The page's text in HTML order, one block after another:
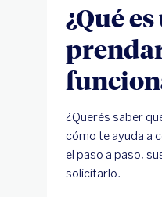
¿Qué
¿Querés saber
cómo te ayuda a
el paso a paso,
solicitarlo.